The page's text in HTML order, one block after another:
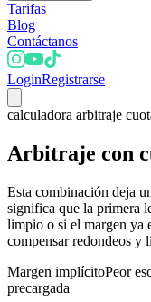
Tarifas
Blog
Contáctanos
LoginRegistrarse
calculadora arbitraje
Arbitraje con
Esta combinación deja
significa que la primera
limpio o si el margen ya
compensar redondeos y
Margen implícitoPeor
precargada